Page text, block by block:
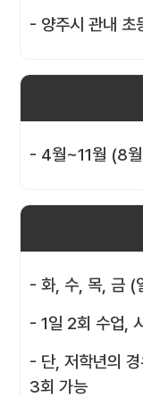
- 양주시 관내 초
- 4월~11월 (8월
- 화, 수, 목, 금 (
- 1일 2회 수업,
- 단, 저학년의
3회 가능